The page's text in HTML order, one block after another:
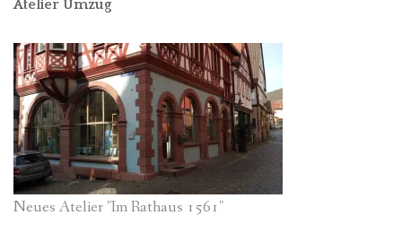
Atelier Umzug
Neues Atelier "Im Rathaus 1561"